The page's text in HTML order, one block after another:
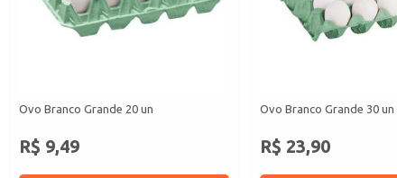
Ovo Branco Grande 20 un
R$ 9,49
Ovo Branco Grande 30 un
R$ 23,90